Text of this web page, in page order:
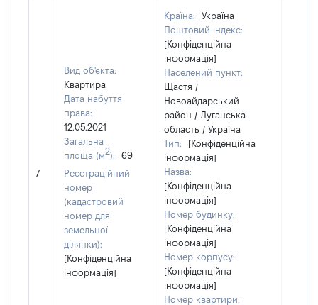
7
Вид об'єкта:
Квартира
Дата набуття
права:
12.05.2021
Загальна
площа (м2):
69
Реєстраційний
номер
(кадастровий
номер для
земельної
ділянки):
[Конфіденційна
інформація]
Країна:
Україна
Поштовий індекс:
[Конфіденційна
інформація]
Населений пункт:
Щастя /
Новоайдарський
район / Луганська
область / Україна
Тип:
[Конфіденційна
інформація]
Назва:
[Конфіденційна
інформація]
Номер будинку:
[Конфіденційна
інформація]
Номер корпусу:
[Конфіденційна
інформація]
Номер квартири: